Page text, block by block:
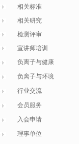
相关标准
相关研究
检测评审
宣讲师培训
负离子与健康
负离子与环境
行业交流
会员服务
入会申请
理事单位